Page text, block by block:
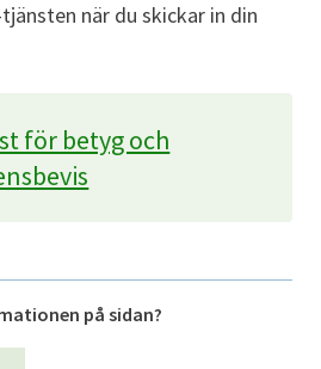
när du skickar in din
för betyg och
på sidan?